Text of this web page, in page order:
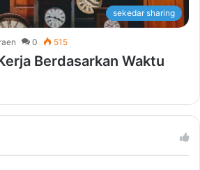
sekedar sharing
0 515
Berdasarkan Waktu